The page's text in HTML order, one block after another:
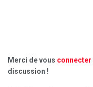
Merci de vous connecter
discussion !